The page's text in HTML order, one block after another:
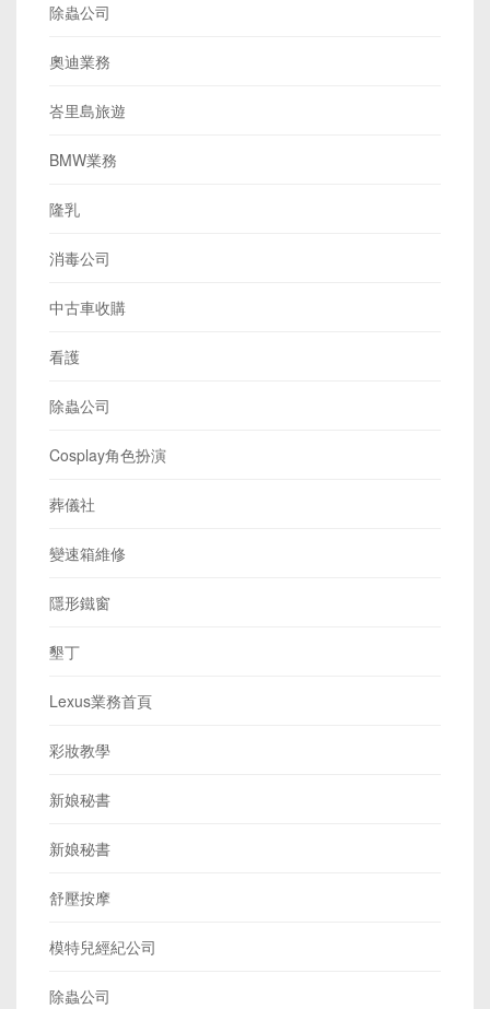
除蟲公司
奧迪業務
峇里島旅遊
BMW業務
隆乳
消毒公司
中古車收購
看護
除蟲公司
Cosplay角色扮演
葬儀社
變速箱維修
隱形鐵窗
墾丁
Lexus業務首頁
彩妝教學
新娘秘書
新娘秘書
舒壓按摩
模特兒經紀公司
除蟲公司